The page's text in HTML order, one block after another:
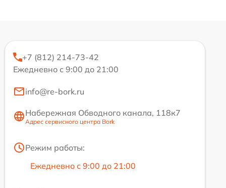
+7 (812) 214-73-42
Ежедневно с 9:00 до 21:00
info@re-bork.ru
Набережная Обводного канала, 118к7
Адрес сервисного центра Bork
Режим работы:
Ежедневно с 9:00 до 21:00